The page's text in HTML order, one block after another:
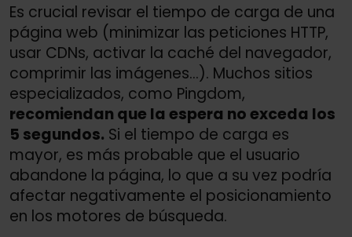
Es crucial revisar el tiempo de carga de una
página web (minimizar las peticiones HTTP,
usar CDNs, activar la caché del navegador,
comprimir las imágenes…). Muchos sitios
especializados, como Pingdom,
recomiendan que la espera no exceda los
5 segundos. Si el tiempo de carga es
mayor, es más probable que el usuario
abandone la página, lo que a su vez podría
afectar negativamente el posicionamiento
en los motores de búsqueda.